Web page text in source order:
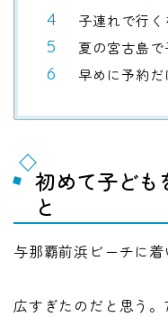
子連れで行
夏の宮古島
早めに予約
初めて子ども
と
与那覇前浜ビーチに着
広すぎたのだと思う